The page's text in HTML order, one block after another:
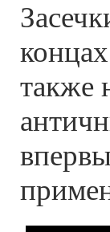
также